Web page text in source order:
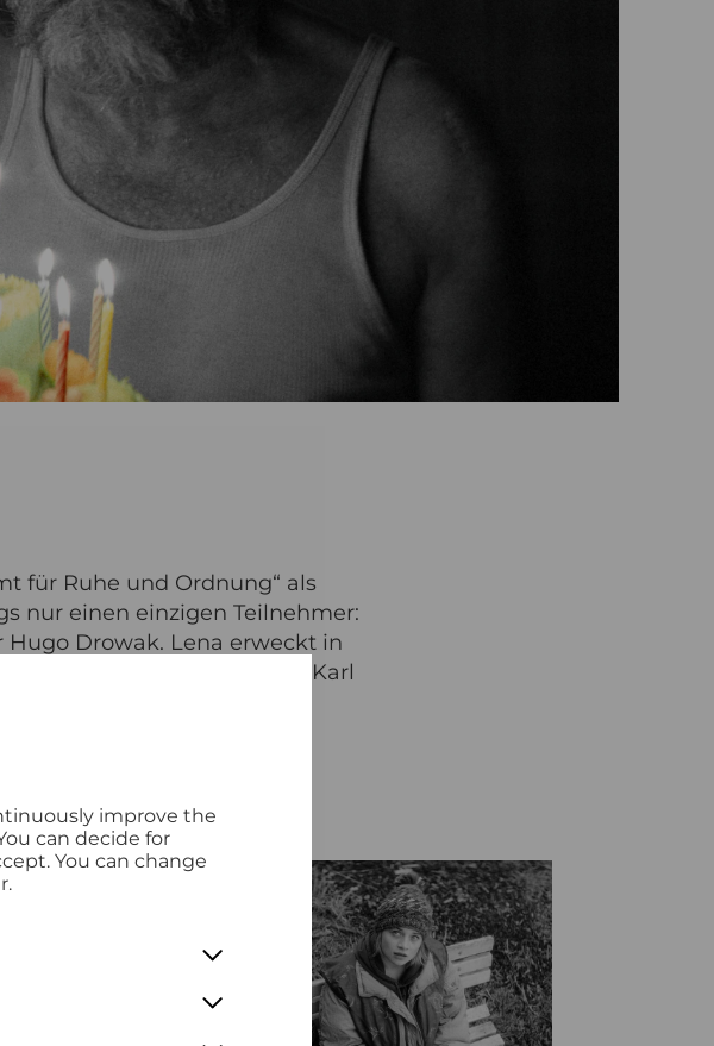
improve the
can decide for
You can change
für Ruhe und Ordnung“ als
nur einen einzigen Teilnehmer:
Drowak. Lena erweckt in
Tragikomödie mit Karl
der Literatur.